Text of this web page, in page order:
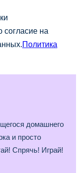
согласие на
Политика
домашнего
и просто
Спрячь! Играй!